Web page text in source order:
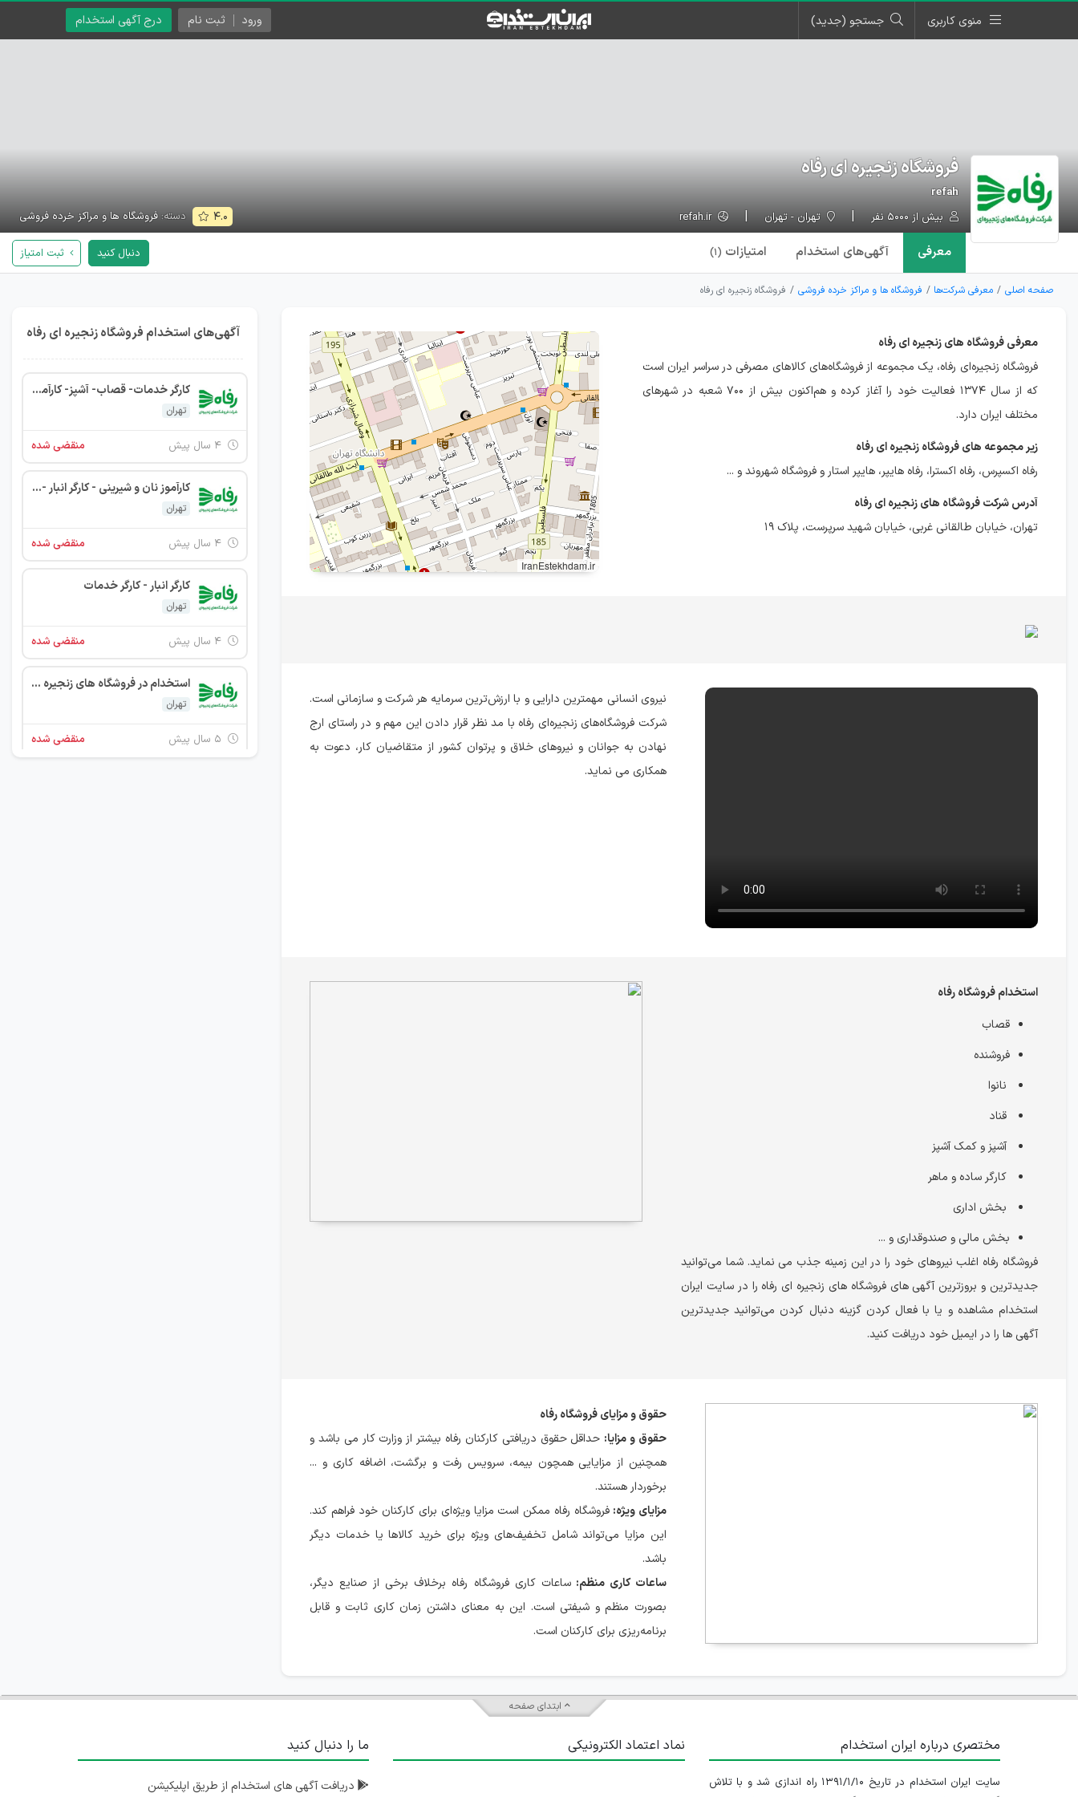
منوی کاربری جستجو (جدید) درج آگهی استخدام ورود ثبت نام
فروشگاه زنجیره ای رفاه
refah
بیش از ۵۰۰۰ نفر
تهران - تهران refah.ir ۴.۰ دسته:فروشگاه ها و مراکز خرده فروشی
معرفی آگهی‌های استخدام امتیازات (۱) دنبال کنید ثبت امتیاز
صفحه اصلی معرفی شرکت‌ها فروشگاه ها و مراکز خرده فروشی فروشگاه زنجیره ای رفاه
معرفی فروشگاه های زنجیره ای رفاه
فروشگاه زنجیره‌ای رفاه، یک مجموعه از فروشگاه‌های کالاهای مصرفی در سراسر ایران است
که از سال ۱۳۷۴ فعالیت خود را آغاز کرده و هم‌اکنون بیش از ۷۰۰ شعبه در شهرهای
مختلف ایران دارد.
زیر مجموعه های فروشگاه زنجیره ای رفاه
رفاه اکسپرس، رفاه اکسترا، رفاه هایپر، هایپر استار و فروشگاه شهروند و ...
آدرس شرکت فروشگاه های زنجیره ای رفاه
تهران، خیابان طالقانی غربی، خیابان شهید سرپرست، پلاک ۱۹
IranEstekhdam.ir
نیروی انسانی مهمترین دارایی و با ارزش‌ترین سرمایه هر شرکت و سازمانی است.
شرکت فروشگاه‌های زنجیره‌ای رفاه با مد نظر قرار دادن این مهم و در راستای ارج
نهادن به جوانان و نیروهای خلاق و پرتوان کشور از متقاضیان کار، دعوت به
همکاری می نماید.
استخدام فروشگاه رفاه
قصاب
فروشنده
نانوا
قناد
آشپز و کمک آشپز
کارگر ساده و ماهر
بخش اداری
بخش مالی و صندوقداری و ...
فروشگاه رفاه اغلب نیروهای خود را در این زمینه جذب می نماید. شما می‌توانید
جدیدترین و بروزترین آگهی های فروشگاه های زنجیره ای رفاه را در سایت ایران
استخدام مشاهده و یا با فعال کردن گزینه دنبال کردن می‌توانید جدیدترین
آگهی ها را در ایمیل خود دریافت کنید.
حقوق و مزایای فروشگاه رفاه
حقوق و مزایا: حداقل حقوق دریافتی کارکنان رفاه بیشتر از وزارت کار می باشد و
همچنین از مزایایی همچون بیمه، سرویس رفت و برگشت، اضافه کاری و ...
برخوردار هستند.
مزایای ویژه: فروشگاه رفاه ممکن است مزایا ویژه‌ای برای کارکنان خود فراهم کند.
این مزایا می‌تواند شامل تخفیف‌های ویژه برای خرید کالاها یا خدمات دیگر
باشد.
ساعات کاری منظم:ساعات کاری فروشگاه رفاه برخلاف برخی از صنایع دیگر،
بصورت منظم و شیفتی است. این به معنای داشتن زمان کاری ثابت و قابل
برنامه‌ریزی برای کارکنان است.
آگهی‌های استخدام فروشگاه زنجیره ای رفاه
کارگر خدمات- قصاب- آشپز- کارآموز نان و شیرینی- کارآموز وکالت
تهران
منقضی شده
کارآموز نان و شیرینی - کارگر انبار - کارگر خدمات - کارشناس تبلیغات -
تهران
منقضی شده
کارگر انبار - کارگر خدمات
تهران
منقضی شده
استخدام در فروشگاه های زنجیره ای رفاه
تهران
منقضی شده
ابتدای صفحه
مختصری درباره ایران استخدام
سایت ایران استخدام در تاریخ ۱۳۹۱/۱/۱۰ راه اندازی شد و با تلاش
نماد اعتماد الکترونیکی ما را دنبال کنید
دریافت آگهی های استخدام از طریق اپلیکیشن